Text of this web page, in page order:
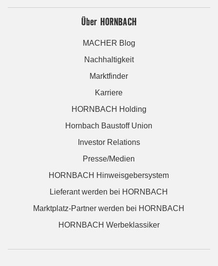
Über HORNBACH
MACHER Blog
Nachhaltigkeit
Marktfinder
Karriere
HORNBACH Holding
Hornbach Baustoff Union
Investor Relations
Presse/Medien
HORNBACH Hinweisgebersystem
Lieferant werden bei HORNBACH
Marktplatz-Partner werden bei HORNBACH
HORNBACH Werbeklassiker